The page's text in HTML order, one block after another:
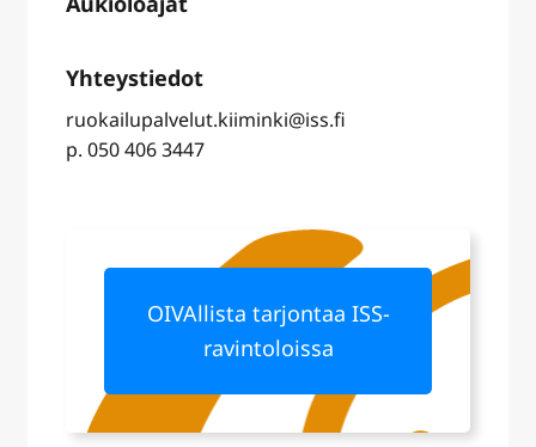
ruokailupalvelut.kiiminki@iss.fi
p. 050 406 3447
OIVAllista tarjontaa ISS-
ravintoloissa